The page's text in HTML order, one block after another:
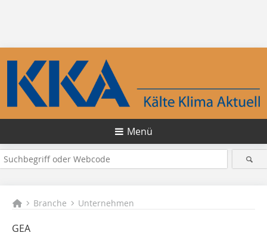
Menü
Branche Unternehmen
GEA